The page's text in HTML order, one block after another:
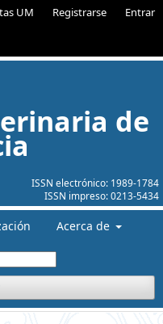
UM Registrarse Entrar
ISSN electrónico: 1989-1784
ISSN impreso:0213-5434
de
Acerca de